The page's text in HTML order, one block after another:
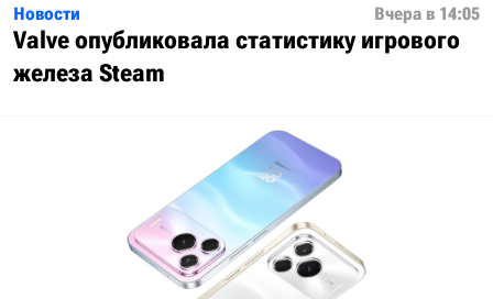
Новости Вчера в 14:05
Valve опубликовала статистику игрового
железа Steam